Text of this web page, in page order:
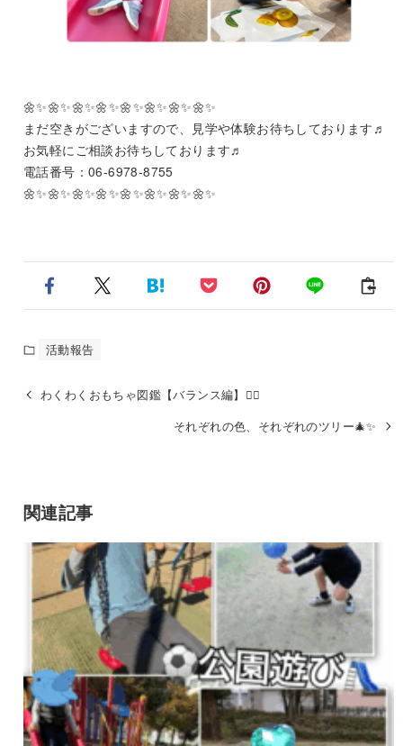
🌼✨🌼✨🌼✨🌼✨🌼✨🌼✨🌼✨🌼✨
まだ空きがございますので、見学や体験お待ちしております♬
お気軽にご相談お待ちしております♬
電話番号：06‐6978‐8755
🌼✨🌼✨🌼✨🌼✨🌼✨🌼✨🌼✨🌼✨
活動報告
わくわくおもちゃ図鑑【バランス編】🤸‍♀️
それぞれの色、それぞれのツリー🎄✨
関連記事